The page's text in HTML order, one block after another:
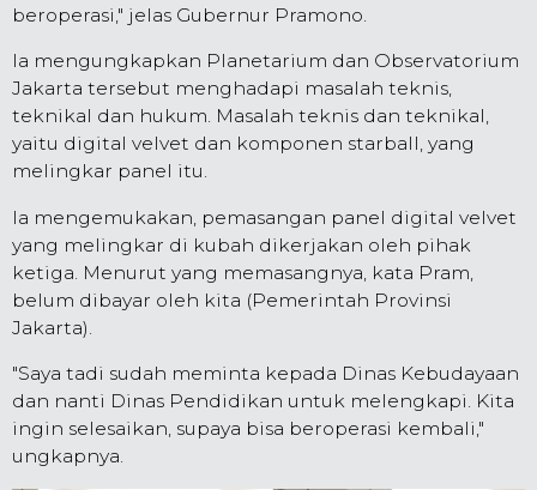
beroperasi," jelas Gubernur Pramono.
Ia mengungkapkan Planetarium dan Observatorium
Jakarta tersebut menghadapi masalah teknis,
teknikal dan hukum. Masalah teknis dan teknikal,
yaitu digital velvet dan komponen starball, yang
melingkar panel itu.
Ia mengemukakan, pemasangan panel digital velvet
yang melingkar di kubah dikerjakan oleh pihak
ketiga. Menurut yang memasangnya, kata Pram,
belum dibayar oleh kita (Pemerintah Provinsi
Jakarta).
"Saya tadi sudah meminta kepada Dinas Kebudayaan
dan nanti Dinas Pendidikan untuk melengkapi. Kita
ingin selesaikan, supaya bisa beroperasi kembali,"
ungkapnya.